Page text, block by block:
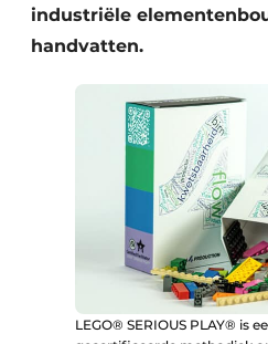
industriële
handvatten.
LEGO® SERIOUS PLAY® is